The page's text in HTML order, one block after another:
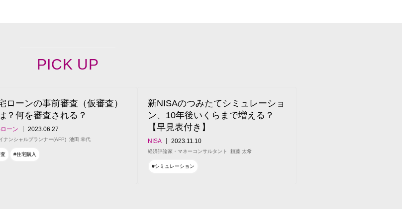
PICK UP
ローンの事前審査（仮審査）
？何を審査される？
ーン 2023.06.27
ナンシャルプランナー(AFP) 池田 幸代
#住宅購入
新NISAのつみたてシミュレーショ
ン、10年後いくらまで増える？
【早見表付き】
NISA 2023.11.10
経済評論家・マネーコンサルタント 頼藤 太希
#シミュレーション